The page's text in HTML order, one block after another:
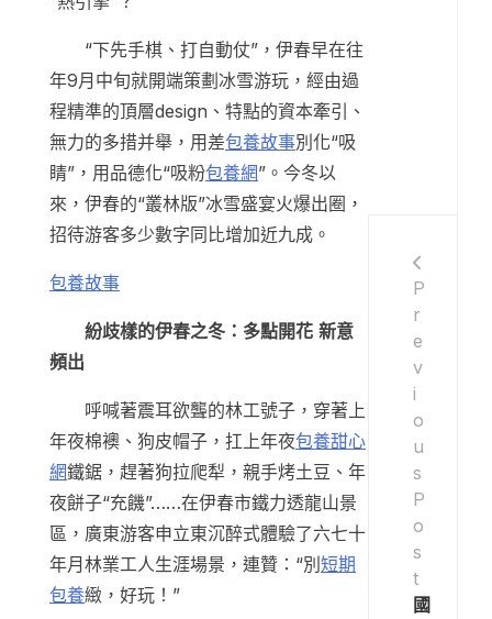
“下先手棋、打自動仗”，伊春早在往
年9月中旬就開端策劃冰雪游玩，經由過
程精準的頂層design、特點的資本牽引、
無力的多措并舉，用差包養故事別化“吸
睛”，用品德化“吸粉包養網”。今冬以
來，伊春的“叢林版”冰雪盛宴火爆出圈，
招待游客多少數字同比增加近九成。
包養故事
紛歧樣的伊春之冬：多點開花 新意
頻出
呼喊著震耳欲聾的林工號子，穿著上
年夜棉襖、狗皮帽子，扛上年夜包養甜心
網鐵鋸，趕著狗拉爬犁，親手烤土豆、年
夜餅子“充饑”……在伊春市鐵力透龍山景
區，廣東游客申立東沉醉式體驗了六七十
年月林業工人生涯場景，連贊：“別 短期
包養緻，好玩！”
P
r
e
v
i
o
u
s
P
o
s
t
國